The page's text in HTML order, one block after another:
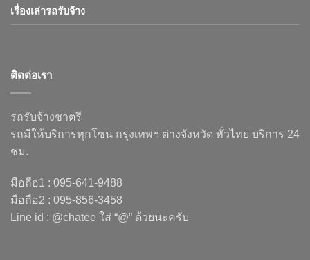
เรื่องเล่ารถรับจ้าง
ติดต่อเรา
รถรับจ้างชาตรี
รถมีให้บริการทุกโซน กรุงเทพฯ ต่างจังหวัด ทั่วไทย บริการ 24
ชม.
มือถือ1 : 095-641-9488
มือถือ2 : 095-856-3458
Line id : @chatee ใส่ “@” ด้วยนะครับ